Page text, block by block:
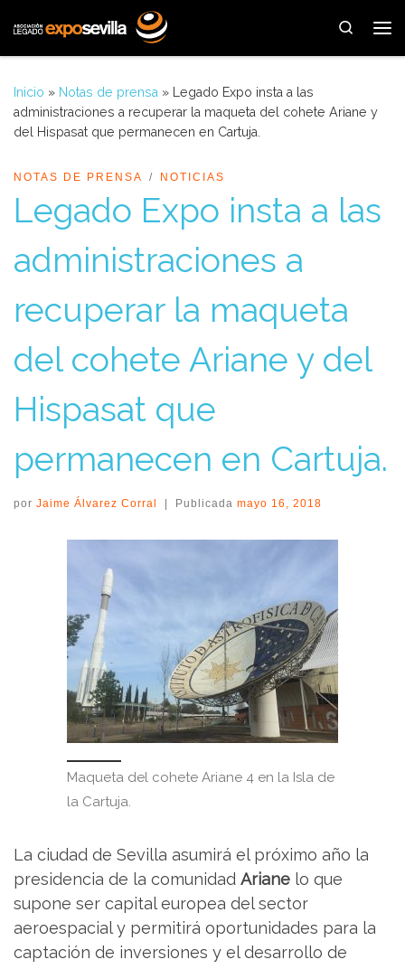
Saltar al contenido
Search
Inicio » Notas de prensa »
Legado Expo insta a las
administraciones a recuperar la maqueta del cohete Ariane y
del Hispasat que permanecen en Cartuja.
NOTAS DE PRENSA NOTICIAS
Legado Expo insta a las
administraciones a
recuperar la maqueta
del cohete Ariane y del
Hispasat que
permanecen en Cartuja.
por Jaime Álvarez Corral | Publicada mayo 16, 2018
Maqueta del cohete Ariane 4 en la Isla de
la Cartuja.
La ciudad de Sevilla asumirá el próximo año la
presidencia de la comunidad Ariane lo que
supone ser capital europea del sector
aeroespacial y permitirá oportunidades para la
captación de inversiones y el desarrollo de